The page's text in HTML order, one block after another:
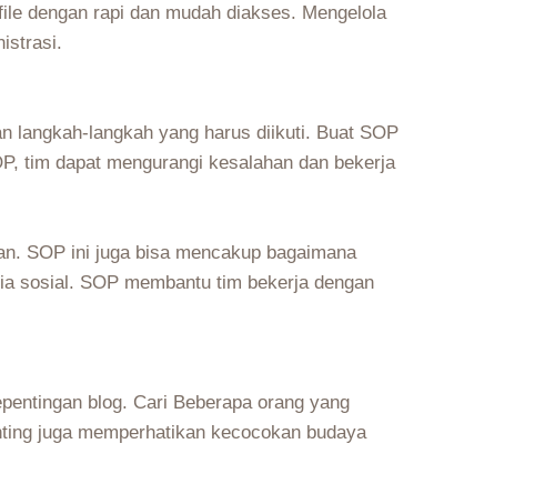
dengan rapi dan mudah diakses. Mengelola
langkah-langkah yang harus diikuti. Buat SOP
tim dapat mengurangi kesalahan dan bekerja
SOP ini juga bisa mencakup bagaimana
sosial. SOP membantu tim bekerja dengan
blog. Cari Beberapa orang yang
juga memperhatikan kecocokan budaya